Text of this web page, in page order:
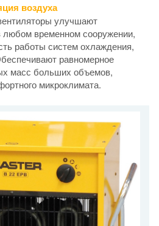
воздуха
улучшают
любом временном сооружении,
работы систем охлаждения,
равномерное
масс больших объемов,
микроклимата.